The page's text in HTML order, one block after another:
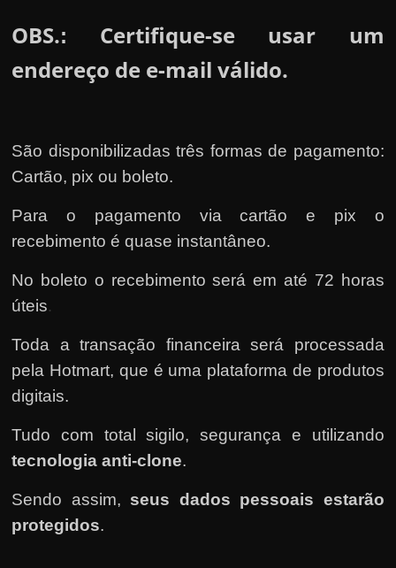
OBS.:
Certifique-se usar um
endereço de e-mail válido.
São disponibilizadas três formas de pagamento:
Cartão, pix ou boleto.
Para o pagamento via cartão e pix o
recebimento é quase instantâneo.
No boleto o recebimento será em até 72 horas
úteis.
Toda a transação financeira será processada
pela Hotmart, que é uma plataforma de produtos
digitais.
Tudo com total sigilo, segurança e utilizando
tecnologia anti-clone.
Sendo assim, seus dados pessoais estarão
protegidos.